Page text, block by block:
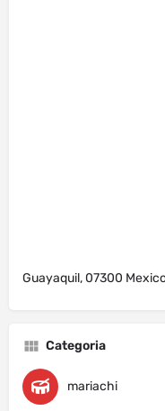
Guayaquil, 07300
Categoria
mariachi